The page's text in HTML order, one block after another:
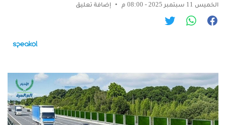
الخميس 11 سبتمبر 2025 - 08:00 م إضافة تعليق